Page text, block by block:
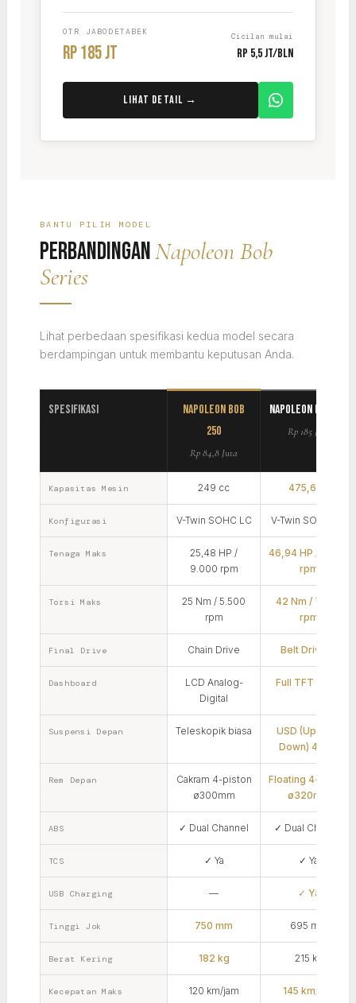
OTR JABODETABEK
Rp 185 Jt
Cicilan mulai
Rp 5,5 Jt/bln
Lihat Detail →
BANTU PILIH MODEL
PerbandinganNapoleon Bob
Series
Lihat perbedaan spesifikasi kedua model secara
berdampingan untuk membantu keputusan Anda.
Spesifikasi
Napoleon Bob
250
Rp 84,8 Juta
Napoleon Bob 500
Rp 185 Juta
Kapasitas Mesin 249 cc 475,6 cc
Konfigurasi V-Twin SOHC LC V-Twin SOHC LC
Tenaga Maks
25,48 HP /
9.000 rpm
46,94 HP / 9.000
rpm
Torsi Maks
25 Nm / 5.500
rpm
42 Nm / 7.200
rpm
Final Drive Chain Drive Belt Drive ✓
Dashboard
LCD Analog-
Digital
Full TFT Color
Suspensi Depan Teleskopik biasa
USD (Upside-
Down) 41mm
Rem Depan
Cakram 4-piston
ø300mm
Floating 4-piston
ø320mm
ABS ✓ Dual Channel ✓ Dual Channel
TCS ✓ Ya ✓ Ya
USB Charging — ✓ Ya
Tinggi Jok 750 mm 695 mm
Berat Kering 182 kg 215 kg
Kecepatan Maks 120 km/jam 145 km/jam